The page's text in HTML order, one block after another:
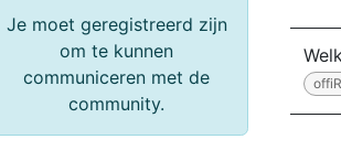
Je moet geregistreerd zijn
om te kunnen
communiceren met de
community.